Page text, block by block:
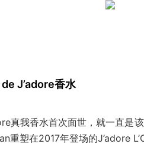
J’adore香水
真我香水首次面世，就一直是
重塑在2017年登场的J’adore